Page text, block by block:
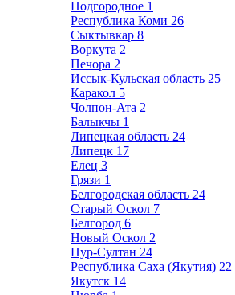
Подгородное 1
Республика Коми 26
Сыктывкар 8
Воркута 2
Печора 2
Иссык-Кульская область 25
Каракол 5
Чолпон-Ата 2
Балыкчы 1
Липецкая область 24
Липецк 17
Елец 3
Грязи 1
Белгородская область 24
Старый Оскол 7
Белгород 6
Новый Оскол 2
Нур-Султан 24
Республика Саха (Якутия) 22
Якутск 14